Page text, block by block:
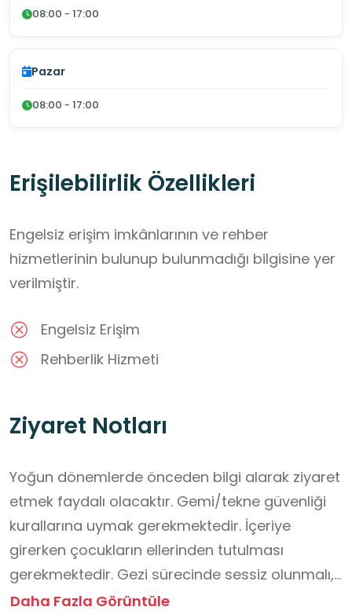
08:00 - 17:00
Pazar
08:00 - 17:00
Erişilebilirlik Özellikleri
Engelsiz erişim imkânlarının ve rehber
hizmetlerinin bulunup bulunmadığı bilgisine yer
verilmiştir.
Engelsiz Erişim
Rehberlik Hizmeti
Ziyaret Notları
Yoğun dönemlerde önceden bilgi alarak ziyaret
etmek faydalı olacaktır. Gemi/tekne güvenliği
kurallarına uymak gerekmektedir. İçeriye
girerken çocukların ellerinden tutulması
gerekmektedir. Gezi sürecinde sessiz olunmalı,
eserler ve panolara dokunulmamalıdır. Salon
Daha Fazla Görüntüle